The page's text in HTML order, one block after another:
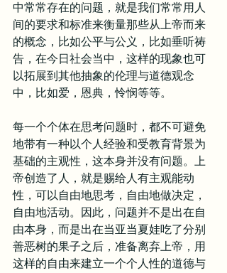
中常常存在的问题，就是我们常常用人
间的要求和标准来衡量那些从上帝而来
的概念，比如公平与公义，比如垂听祷
告，在今日社会当中，这样的现象也可
以拓展到其他抽象的伦理与道德观念
中，比如爱，恩典，怜悯等等。
每一个个体在思考问题时，都不可避免
地带有一种以个人经验和受教育背景为
基础的主观性，这本身并没有问题。上
帝创造了人，就是赐给人有主观能动
性，可以自由地思考，自由地做决定，
自由地活动。因此，问题并不是出在自
由本身，而是出在当亚当夏娃吃了分别
善恶树的果子之后，准备离弃上帝，用
这样的自由来建立一个个人性的道德与